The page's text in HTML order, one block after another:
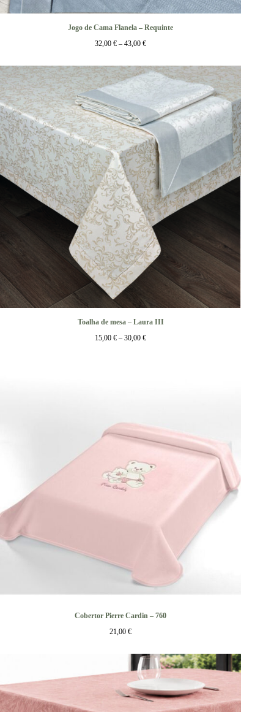
Jogo de Cama Flanela – Requinte
32,00€ – 43,00€
Toalha de mesa – Laura III
15,00€ – 30,00€
Cobertor Pierre Cardin – 760
21,00€